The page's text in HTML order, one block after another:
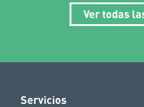
Ver todas
Servicios